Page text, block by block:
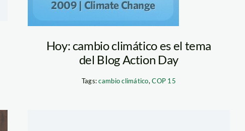
Hoy: cambio climático es el tema
del Blog Action Day
Tags:cambio climático,COP 15